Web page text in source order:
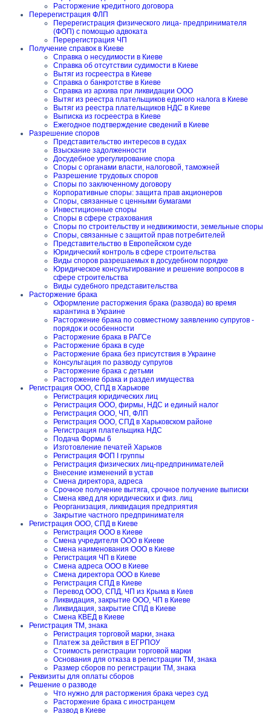
Расторжение кредитного договора
Перерегистрация ФЛП
Перерегистрация физического лица- предпринимателя
(ФОП) с помощью адвоката
Перерегистрация ЧП
Получение справок в Киеве
Справка о несудимости в Киеве
Справка об отсутствии судимости в Киеве
Вытяг из госреестра в Киеве
Справка о банкротстве в Киеве
Справка из архива при ликвидации ООО
Вытяг из реестра плательщиков единого налога в Киеве
Вытяг из реестра плательщиков НДС в Киеве
Выписка из госреестра в Киеве
Ежегодное подтверждение сведений в Киеве
Разрешение споров
Представительство интересов в судах
Взыскание задолженности
Досудебное урегулирование спора
Споры с органами власти, налоговой, таможней
Разрешение трудовых споров
Споры по заключенному договору
Корпоративные споры: защита прав акционеров
Споры, связанные с ценными бумагами
Инвестиционные споры
Споры в сфере страхования
Споры по строительству и недвижимости, земельные споры
Споры, связанные с защитой прав потребителей
Представительство в Европейском суде
Юридический контроль в сфере строительства
Виды споров разрешаемых в досудебном порядке
Юридическое консультирование и решение вопросов в
сфере строительства
Виды судебного представительства
Расторжение брака
Оформление расторжения брака (развода) во время
карантина в Украине
Расторжение брака по совместному заявлению супругов -
порядок и особенности
Расторжение брака в РАГСе
Расторжение брака в суде
Расторжение брака без присутствия в Украине
Консультация по разводу супругов
Расторжение брака с детьми
Расторжение брака и раздел имущества
Регистрация ООО, СПД в Харькове
Регистрация юридических лиц
Регистрация ООО, фирмы, НДС и единый налог
Регистрация ООО, ЧП, ФЛП
Регистрация ООО, СПД в Харьковском районе
Регистрация плательщика НДС
Подача Формы 6
Изготовление печатей Харьков
Регистрация ФОП I группы
Регистрация физических лиц-предпринимателей
Внесение изменений в устав
Смена директора, адреса
Срочное получение вытяга, срочное получение выписки
Смена квед для юридических и физ. лиц
Реорганизация, ликвидация предприятия
Закрытие частного предпринимателя
Регистрация ООО, СПД в Киеве
Регистрация ООО в Киеве
Смена учредителя ООО в Киеве
Смена наименования ООО в Киеве
Регистрация ЧП в Киеве
Смена адреса ООО в Киеве
Смена директора ООО в Киеве
Регистрация СПД в Киеве
Перевод ООО, СПД, ЧП из Крыма в Киев
Ликвидация, закрытие ООО, ЧП в Киеве
Ликвидация, закрытие СПД в Киеве
Смена КВЕД в Киеве
Регистрация ТМ, знака
Регистрация торговой марки, знака
Платеж за действия в ЕГРПОУ
Стоимость регистрации торговой марки
Основания для отказа в регистрации ТМ, знака
Размер сборов по регистрации ТМ, знака
Реквизиты для оплаты сборов
Решение о разводе
Что нужно для расторжения брака через суд
Расторжение брака с иностранцем
Развод в Киеве